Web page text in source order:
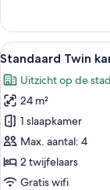
Room)
laden
Twin
kamer,
toegankelijk
mindervaliden,
niet-
roken
(Pure
Wellness
Room)
Alle
foto's
voor
Standaard
Twin
kamer,
niet-
roken
8
Standaard Twin
Uitzicht op de stad
24 m²
1 slaapkamer
Max. aantal: 4
2 twijfelaars
Gratis wifi